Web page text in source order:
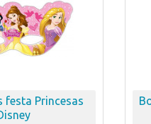
festa Princesas